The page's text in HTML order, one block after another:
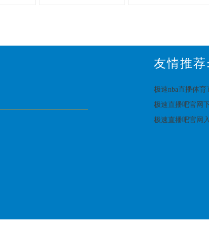
友情推荐:
极速nba直播体育
极速直播吧官网
极速直播吧官网